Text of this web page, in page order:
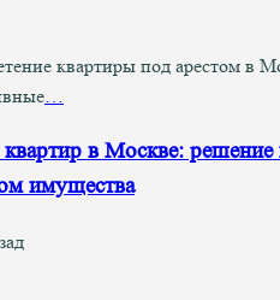
квартиры под арестом в
…
в Москве: решение
имущества